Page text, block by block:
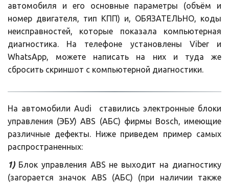
автомобиля и его основные параметры (объём и
номер двигателя, тип КПП) и, ОБЯЗАТЕЛЬНО, коды
неисправностей, которые показала компьютерная
диагностика. На телефоне установлены Viber и
WhatsApp, можете написать на них и туда же
сбросить скриншот с компьютерной диагностики.
На автомобили Audi ставились электронные блоки
управления (ЭБУ) ABS (АБС) фирмы Bosch, имеющие
различные дефекты. Ниже приведем пример самых
распространенных:
1)Блок управления ABS не выходит на диагностику
(загорается значок ABS (АБС) (при наличии также